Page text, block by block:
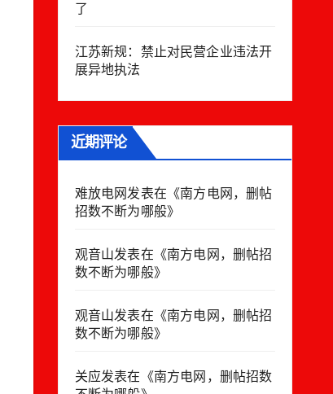
了
江苏新规：禁止对民营企业违法开
展异地执法
近期评论
难放电网 发表在《南方电网，删帖
招数不断为哪般》
观音山发表在《南方电网，删帖招
数不断为哪般》
观音山发表在《南方电网，删帖招
数不断为哪般》
关应发表在《南方电网，删帖招数